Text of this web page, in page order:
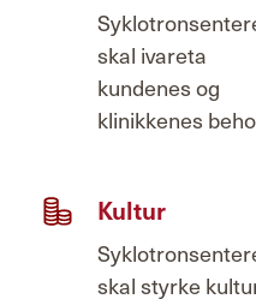
skal ivareta
kundenes og
klinikkenes
Kultur
skal styrke